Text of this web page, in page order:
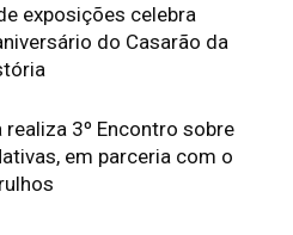
exposições celebra
do Casarão da
realiza 3º Encontro sobre
em parceria com o